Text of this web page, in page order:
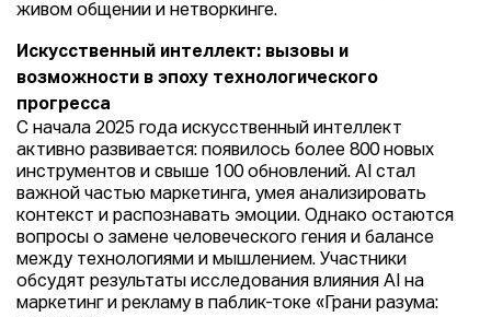
живом общении и нетворкинге.
Искусственный интеллект: вызовы и
возможности в эпоху технологического
прогресса
С начала 2025 года искусственный интеллект
активно развивается: появилось более 800 новых
инструментов и свыше 100 обновлений. AI стал
важной частью маркетинга, умея анализировать
контекст и распознавать эмоции. Однако остаются
вопросы о замене человеческого гения и балансе
между технологиями и мышлением. Участники
обсудят результаты исследования влияния AI на
маркетинг и рекламу в паблик-токе «Грани разума: